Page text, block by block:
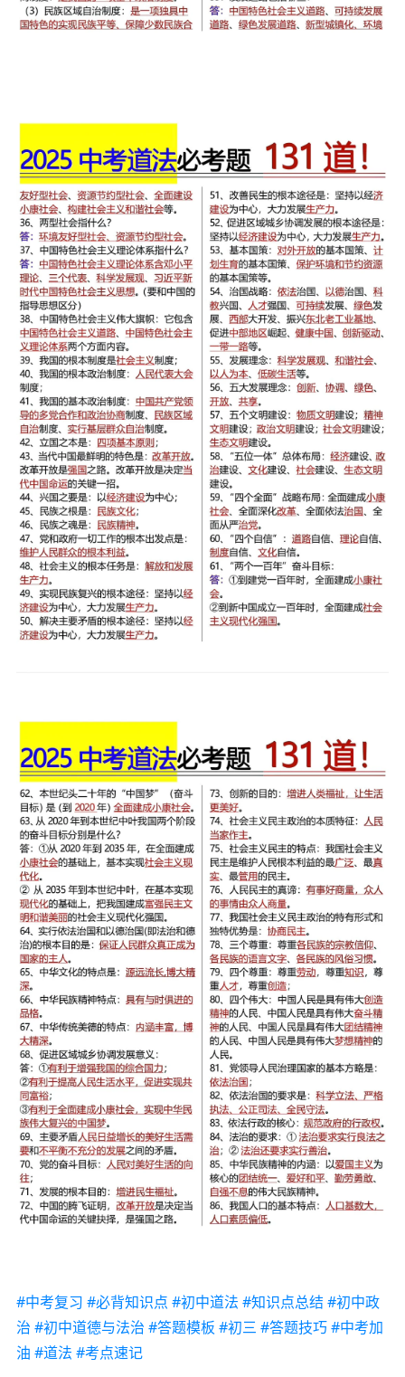
#中考复习 #必背知识点 #初中道法 #知识点总结 #初中政
治 #初中道德与法治 #答题模板 #初三 #答题技巧#中考加
油 #道法 #考点速记